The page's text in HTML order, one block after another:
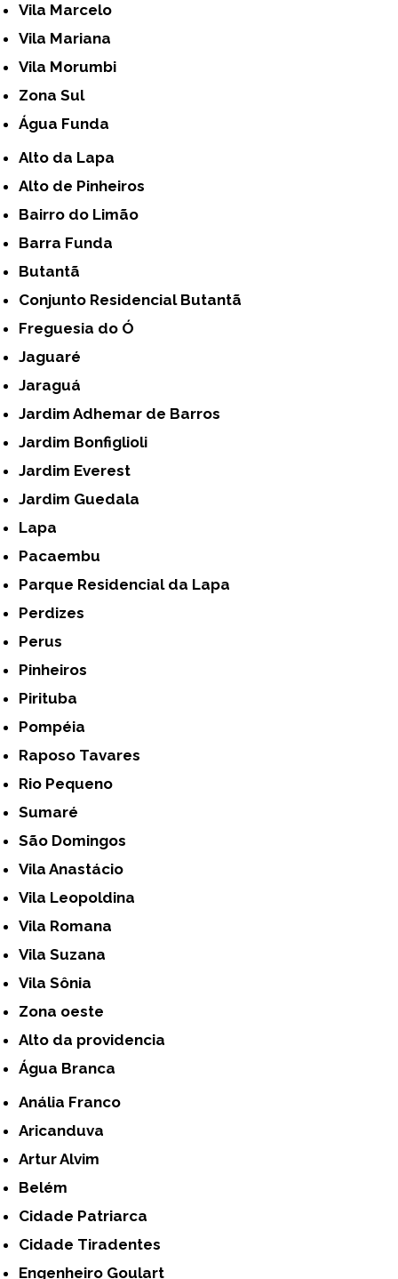
Vila Marcelo
Vila Mariana
Vila Morumbi
Zona Sul
Água Funda
Alto da Lapa
Alto de Pinheiros
Bairro do Limão
Barra Funda
Butantã
Conjunto Residencial Butantã
Freguesia do Ó
Jaguaré
Jaraguá
Jardim Adhemar de Barros
Jardim Bonfiglioli
Jardim Everest
Jardim Guedala
Lapa
Pacaembu
Parque Residencial da Lapa
Perdizes
Perus
Pinheiros
Pirituba
Pompéia
Raposo Tavares
Rio Pequeno
Sumaré
São Domingos
Vila Anastácio
Vila Leopoldina
Vila Romana
Vila Suzana
Vila Sônia
Zona oeste
alto da providencia
Água Branca
Anália Franco
Aricanduva
Artur Alvim
Belém
Cidade Patriarca
Cidade Tiradentes
Engenheiro Goulart